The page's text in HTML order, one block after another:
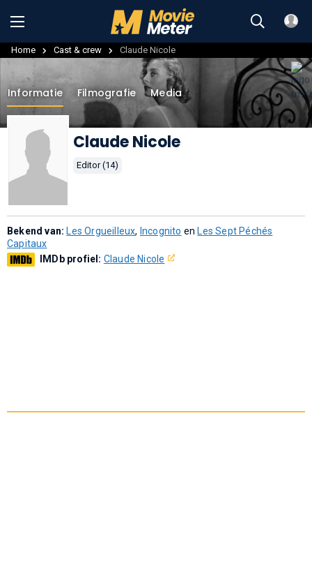
Home Cast & crew Claude Nicole
Informatie Filmografie Media
Claude Nicole
Editor (14)
Bekend van: Les Orgueilleux, Incognito en Les Sept Péchés
Capitaux
IMDb profiel: Claude Nicole